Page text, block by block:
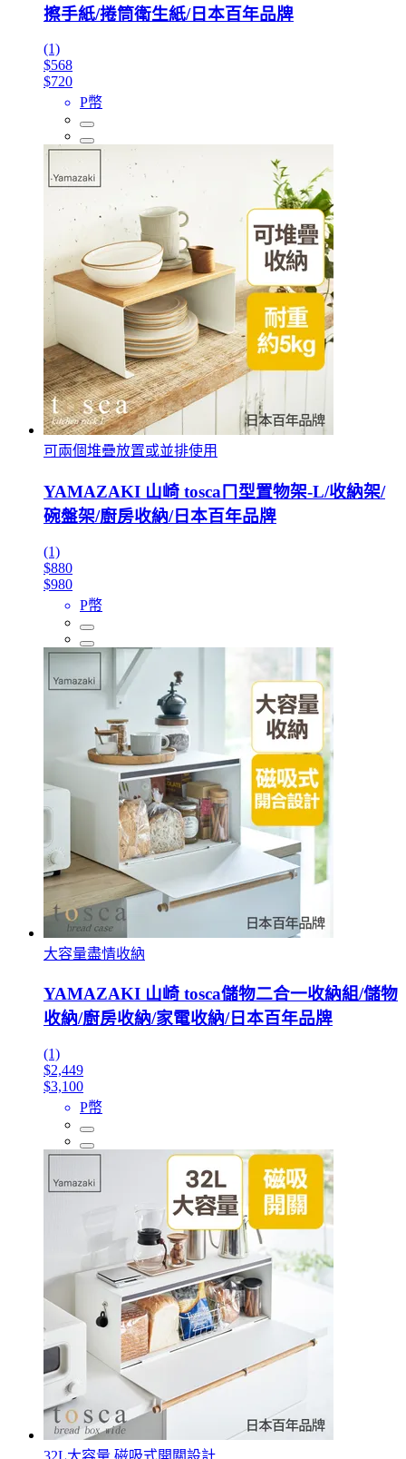
擦手紙/捲筒衛生紙/日本百年品牌
(1)
$568
$720
P幣
可兩個堆疊放置或並排使用
YAMAZAKI 山崎 toscaㄇ型置物架-L/收納架/
碗盤架/廚房收納/日本百年品牌
(1)
$880
$980
P幣
大容量盡情收納
YAMAZAKI 山崎 tosca儲物二合一收納組/儲物
收納/廚房收納/家電收納/日本百年品牌
(1)
$2,449
$3,100
P幣